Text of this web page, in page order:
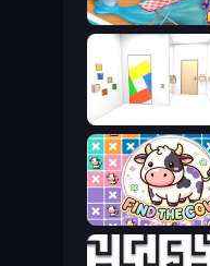
Open House
Mirror Room Escape
Find The Cow